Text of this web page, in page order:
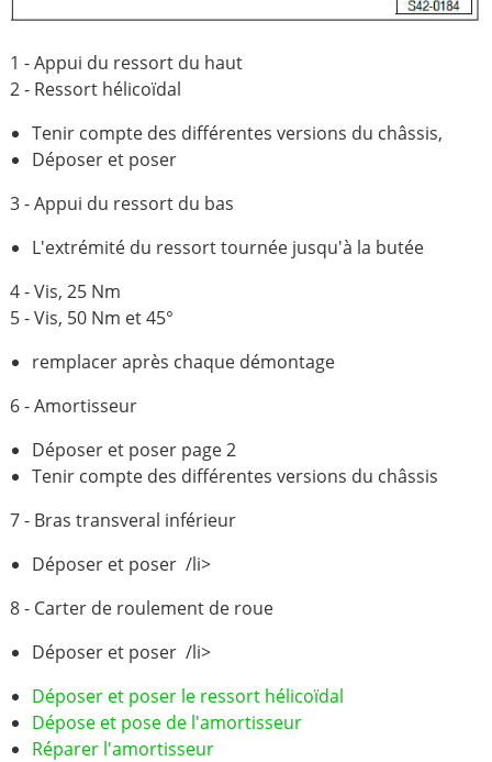
1 - Appui du ressort du haut
2 - Ressort hélicoïdal
Tenir compte des différentes versions du châssis,
Déposer et poser
3 - Appui du ressort du bas
L'extrémité du ressort tournée jusqu'à la butée
4 - Vis, 25 Nm
5 - Vis, 50 Nm et 45°
remplacer après chaque démontage
6 - Amortisseur
Déposer et poser page 2
Tenir compte des différentes versions du châssis
7 - Bras transveral inférieur
Déposer et poser /li>
8 - Carter de roulement de roue
Déposer et poser /li>
Déposer et poser le ressort hélicoïdal
Dépose et pose de l'amortisseur
Réparer l'amortisseur